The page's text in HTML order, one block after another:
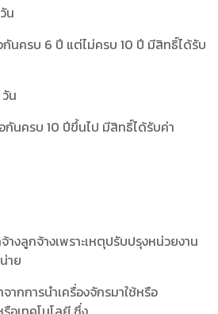
น
นครบ 6 ปี แต่ไม่ครบ 10 ปี มีสิทธิ์ได้รับ
น
กันครบ 10 ปีขึ้นไป มีสิทธิ์ได้รับค่า
งลูกจ้างเพราะเหตุปรับปรุงหน่วยงาน
าย
ากการนำเครื่องจักรมาใช้หรือ